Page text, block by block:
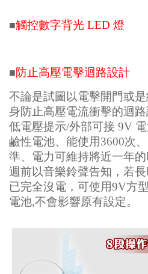
■觸控數字背光 LED 燈
■防止高壓電擊迴路設計
不論是試圖以電擊開門或
身防止高壓電流衝擊的迴路
低電壓提示/外部可接 9V
鹼性電池、能使用3600次
準、電力可維持將近一年
週前以音樂鈴聲告知，若
已完全沒電，可使用9V方
電池,不會影響原有設定。